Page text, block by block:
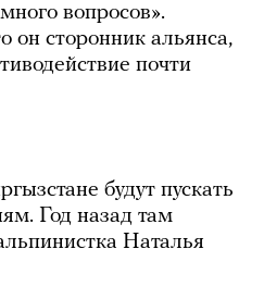
вопросов».
он сторонник альянса,
почти
будут пускать
Год назад там
Наталья